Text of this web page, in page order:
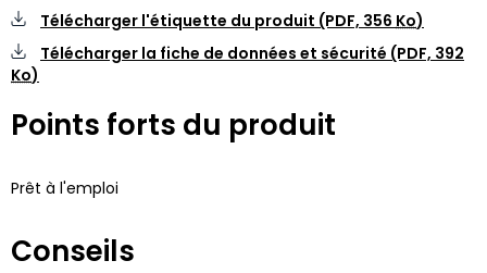
Télécharger l'étiquette du produit (PDF, 356 Ko)
Télécharger la fiche de données et sécurité (PDF, 392
Ko)
Points forts du produit
Prêt à l'emploi
Conseils